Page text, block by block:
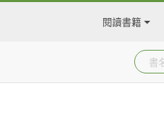
閱讀書籍